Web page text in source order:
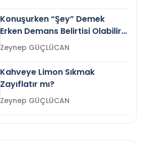
Konuşurken “Şey” Demek
Erken Demans Belirtisi Olabilir
mi?
Zeynep GÜÇLÜCAN
Kahveye Limon Sıkmak
Zayıflatır mı?
Zeynep GÜÇLÜCAN